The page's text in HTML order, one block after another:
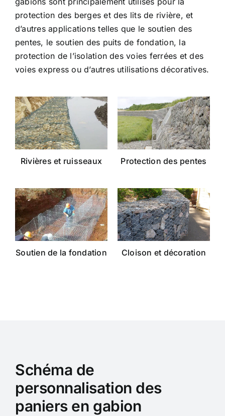
protection des berges et des lits de rivière, et
d’autres applications telles que le soutien des
pentes, le soutien des puits de fondation, la
protection de l’isolation des voies ferrées et des
voies express ou d’autres utilisations décoratives.
Rivières et ruisseaux Protection des pentes
Soutien de la fondation Cloison et décoration
Schéma de
personnalisation des
paniers en gabion